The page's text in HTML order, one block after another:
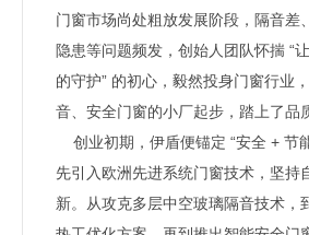
门窗市场尚处粗放发展阶段，隔音差
隐患等问题频发，创始人团队怀揣 “
的守护” 的初心，毅然投身门窗行业
音、安全门窗的小厂起步，踏上了品
创业初期，伊盾便锚定 “安全 + 节
先引入欧洲先进系统门窗技术，坚持
新。从攻克多层中空玻璃隔音技术，